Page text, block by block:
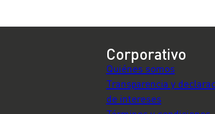
Corporativo
Quiénes somos
Transparencia y
de intereses